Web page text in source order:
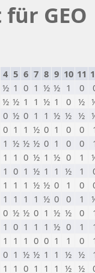
GEO
4 5 6 7 8 9 10 11
½ 1 0 1 ½ ½ 1 0
½ ½ 1 1 ½ 1 0 ½
0 ½ 0 1 1 ½ ½ ½
0 1 1 ½ 0 1 0 0
1 ½ ½ ½ 0 1 0 0
1 1 0 ½ 1 ½ 0 1
1 0 1 ½ 1 1 ½ 1
1 1 1 ½ ½ 0 1 0
1 1 1 1 ½ 0 0 1
0 ½ ½ 0 1 ½ ½ 0
1 0 1 1 1 ½ 0 1
1 1 1 0 0 1 1 0
0 1 ½ ½ 1 1 ½ ½
1 1 0 1 1 1 ½ ½